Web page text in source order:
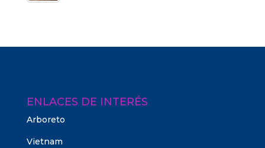
ENLACES DE INTERÉS
Arboreto
Vietnam